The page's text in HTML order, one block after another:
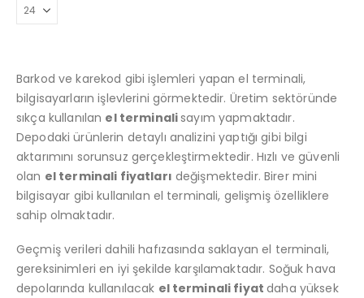
HP EngageOne Pro 15.6"-i5 14500-16G-256SSD-OST W11
Newland MT9055-W0X 2D Android 11 (Kılıf) Wifi BT
Barkod ve karekod gibi işlemleri yapan el terminali,
bilgisayarların işlevlerini görmektedir. Üretim sektöründe
sıkça kullanılan el terminalisayım yapmaktadır.
Depodaki ürünlerin detaylı analizini yaptığı gibi bilgi
aktarımını sorunsuz gerçekleştirmektedir. Hızlı ve güvenli
olan el terminali fiyatları değişmektedir. Birer mini
bilgisayar gibi kullanılan el terminali, gelişmiş özelliklere
sahip olmaktadır.
Geçmiş verileri dahili hafızasında saklayan el terminali,
gereksinimleri en iyi şekilde karşılamaktadır. Soğuk hava
depolarında kullanılacak el terminali fiyatdaha yüksek